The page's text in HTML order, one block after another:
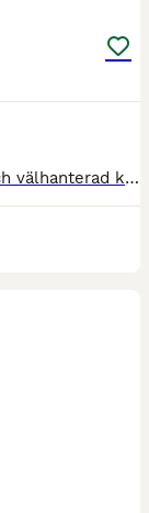
Stickan söker nytt hem! Mycket trevlig och välhanterad kille! Samma pappa som M Baryards Isolde. Har för snart ett år sedan fått ett rejält balltramp som fick opereras. Idag behöver du veta vart fö